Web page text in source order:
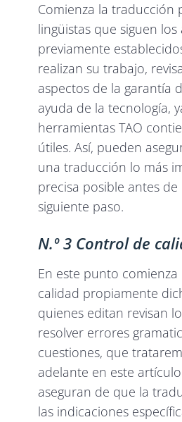
Comienza la traducción
lingüistas que siguen
previamente
realizan su trabajo,
aspectos de la garantía
ayuda de la tecnología,
herramientas TAO
útiles. Así, pueden
una traducción lo más
precisa posible antes
siguiente paso.
N.º 3 Control de
En este punto
calidad propiamente
quienes editan revisan
resolver errores
cuestiones, que
adelante en este
aseguran de que la
las indicaciones